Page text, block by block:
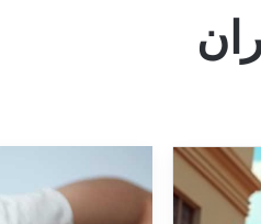
نکته
مهم